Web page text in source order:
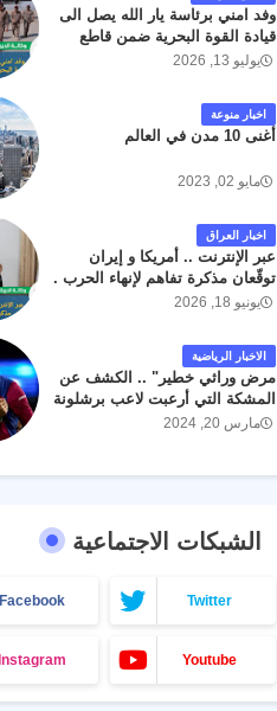
وفد امني برئاسة يار الله يصل الى
قيادة القوة البحرية ضمن قاطع
عمليات البصرة .
يوليو 13, 2026
اخبار منوعة
أغنى 10 مدن في العالم
مايو 02, 2023
اخبار العراق
عبر الإنترنت .. أمريكا و إيران
توقّعان مذكرة تفاهم لإنهاء الحرب .
يونيو 18, 2026
الاخبار الرياضية
مرض وراثي خطير" .. الكشف عن
المشكة التي أرعبت لاعب برشلونة
جواو كانسيلو
مارس 20, 2024
الشبكات الاجتماعية
Facebook Twitter
Instagram Youtube